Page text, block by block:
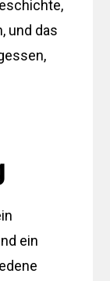
und das
ein